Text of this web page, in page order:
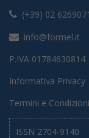
(+39) 02
info@formel.it
P.IVA 01784630814
Informativa Privacy
Termini e Condizioni
ISSN 2704-9140